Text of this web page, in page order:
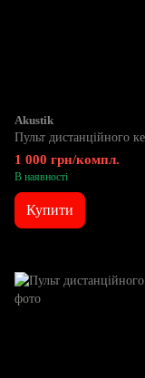
Akustik
Пульт дистанційного
1 000 грн/компл.
В наявності
Купити